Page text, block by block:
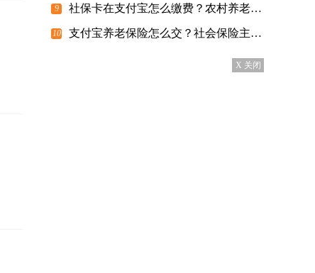
9 社保卡在支付宝怎么缴费？农村养老保险在支付宝上面怎样交？
10 支付宝养老保险怎么交？社会保险主要有什么功能？
X 关闭